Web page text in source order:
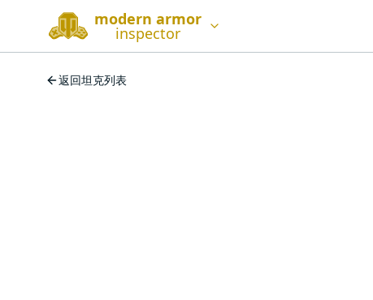
modern armor
inspector
返回坦克列表